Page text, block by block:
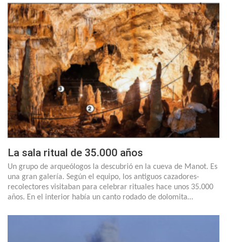
La sala ritual de 35.000 años
Un grupo de arqueólogos la descubrió en la cueva de Manot. Es
una gran galería. Según el equipo, los antiguos cazadores-
recolectores visitaban para celebrar rituales hace unos 35.000
años. En el interior había un canto rodado de dolomita…